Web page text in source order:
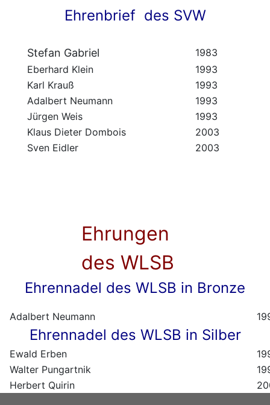
Ehrenbrief des SVW
Stefan Gabriel
1983
Eberhard Klein
1993
Karl Krauß
1993
Adalbert Neumann
1993
Jürgen Weis
1993
Klaus Dieter Dombois
2003
Sven Eidler
2003
Ehrungen
des WLSB
Ehrennadel des WLSB in Bronze
Adalbert Neumann
Ehrennadel des WLSB in Silber
Ewald Erben
Walter Pungartnik
Herbert Quirin